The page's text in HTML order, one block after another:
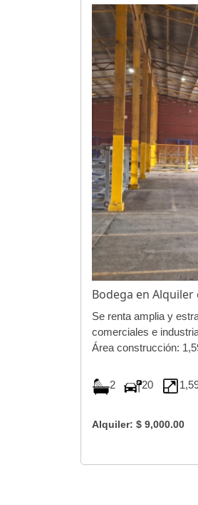
Bodega en
Se renta amplia y
comerciales e
Área construcción:
2 20
Alquiler: $ 9,000.00